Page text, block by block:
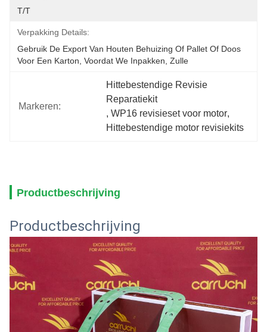
T/T
Verpakking Details:
Gebruik De Export Van Houten Behuizing Of Pallet Of Doos
Voor Een Karton, Voordat We Inpakken, Zulle
Markeren:
Hittebestendige Revisie
Reparatiekit
, WP16 revisieset voor motor,
Hittebestendige motor revisiekits
Productbeschrijving
Productbeschrijving